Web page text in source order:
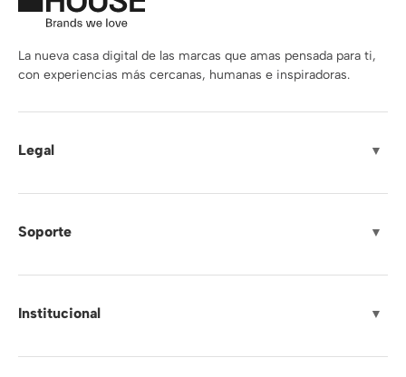
La nueva casa digital de las marcas que amas pensada para ti,
con experiencias más cercanas, humanas e inspiradoras.
Legal ▼
Soporte ▼
Institucional ▼